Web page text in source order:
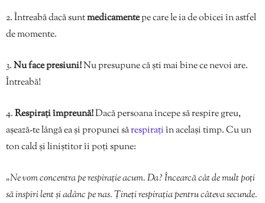
2. Întreabă dacă suntmedicamentepe care le ia de obicei în astfel
de momente.
3.Nu face presiuni!Nu presupune că ști mai bine ce nevoi are.
Întreabă!
4.Respirați împreună!Dacă persoana începe să respire greu,
așează-te lângă ea și propunei sărespirațiîn același timp. Cu un
ton cald și liniștitor îi poți spune:
„Ne vom concentra pe respirație acum. Da? Încearcă cât de mult poți
să inspiri lent și adânc pe nas. Țineți respirația pentru câteva secunde.